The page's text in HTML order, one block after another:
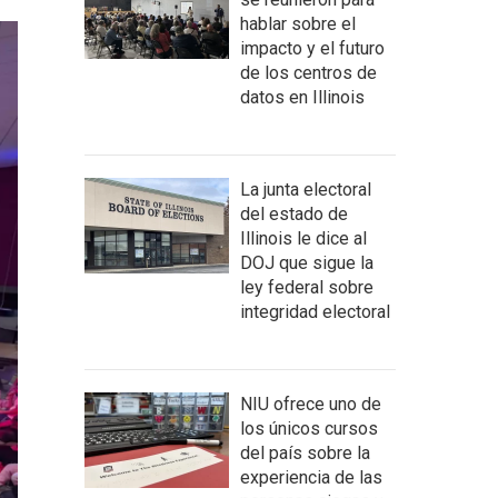
hablar sobre el
impacto y el futuro
de los centros de
datos en Illinois
La junta electoral
del estado de
Illinois le dice al
DOJ que sigue la
ley federal sobre
integridad electoral
NIU ofrece uno de
los únicos cursos
del país sobre la
experiencia de las